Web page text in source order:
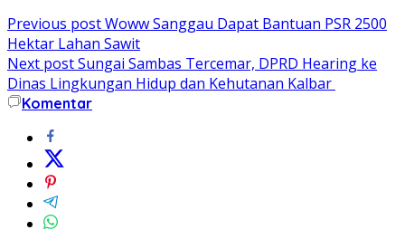
Previous postWoww Sanggau Dapat Bantuan PSR 2500
Hektar Lahan Sawit
Next postSungai Sambas Tercemar, DPRD Hearing ke
Dinas Lingkungan Hidup dan Kehutanan Kalbar
Komentar